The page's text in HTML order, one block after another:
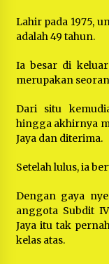
Lahir pada 1975,
adalah 49 tahun.
Ia besar di
merupakan
Dari situ
hingga akhirnya
Jaya dan diterima.
Setelah lulus, ia
Dengan gaya
anggota Subdit
Jaya itu tak
kelas atas.